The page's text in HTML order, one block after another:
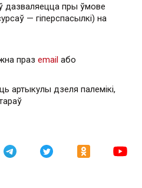
дазваляецца пры ўмове
— гiперспасылкi) на
праз email або
артыкулы дзеля палемікі,